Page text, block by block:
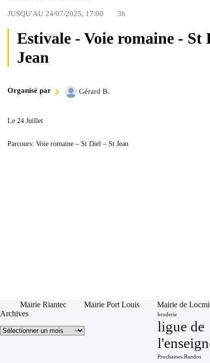
JUSQU'AU 24/07/2025, 17:00 3h
Estivale - Voie romaine - St
Jean
Organisé par Gérard B.
Le 24 Juillet
Parcours: Voie romaine – St Diel – St Jean
Mairie Riantec Mairie Port Louis Mairie de
Archives
Archives
broderie
ligue de
Prochaines Randos